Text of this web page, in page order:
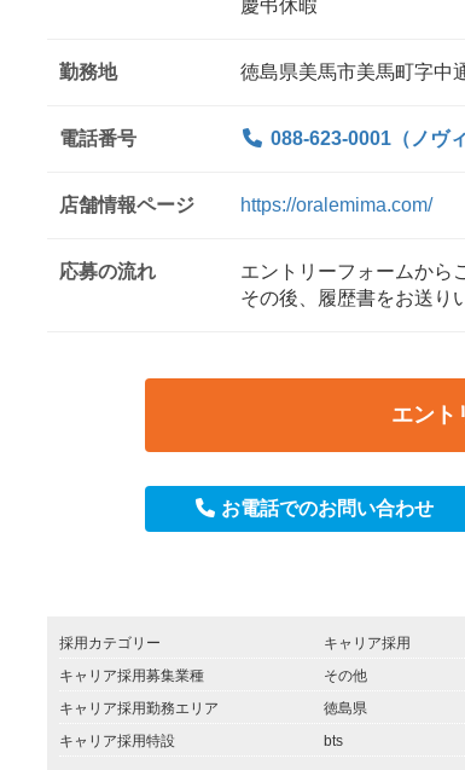
慶弔休暇
勤務地 徳島県美馬市美馬町字中
電話番号 088-623-0001（ノヴ
店舗情報ページ https://oralemima.com/
応募の流れ
エントリーフォームから
その後、履歴書をお送り
エント
お電話でのお問い合わせ
採用カテゴリー
キャリア採用
キャリア採用募集業種
その他
キャリア採用勤務エリア
徳島県
キャリア採用特設
bts